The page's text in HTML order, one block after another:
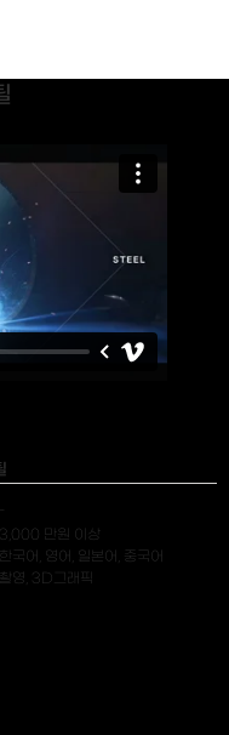
3,000 만원 이상
한국어, 영어, 일본어, 중국어
촬영, 3D그래픽